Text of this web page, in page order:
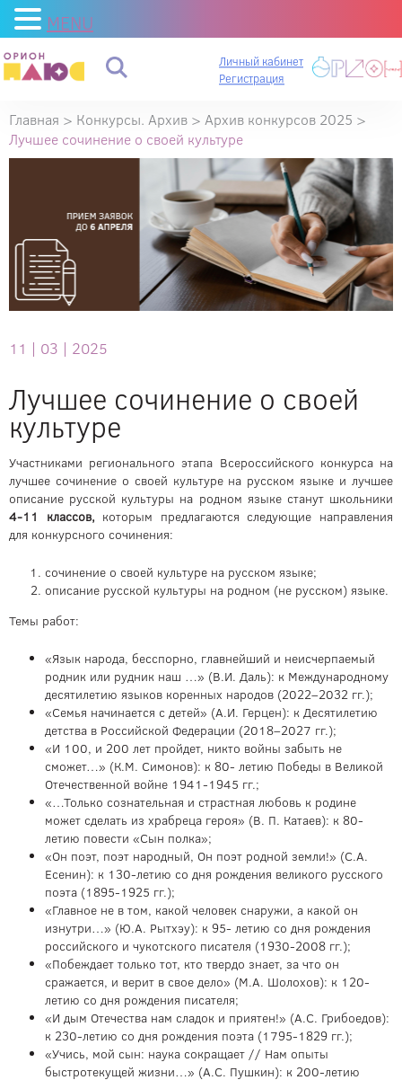
Личный кабинет
Регистрация
Главная > Конкурсы. Архив > Архив конкурсов 2025 >
Лучшее сочинение о своей культуре
11 | 03 | 2025
Лучшее сочинение о своей
культуре
Участниками регионального этапа Всероссийского конкурса на
лучшее сочинение о своей культуре на русском языке и лучшее
описание русской культуры на родном языке станут школьники
4-11 классов, которым предлагаются следующие направления
для конкурсного сочинения:
сочинение о своей культуре на русском языке;
описание русской культуры на родном (не русском) языке.
Темы работ:
«Язык народа, бесспорно, главнейший и неисчерпаемый
родник или рудник наш …» (В.И. Даль): к Международному
десятилетию языков коренных народов (2022–2032 гг.);
«Семья начинается с детей» (А.И. Герцен): к Десятилетию
детства в Российской Федерации (2018–2027 гг.);
«И 100, и 200 лет пройдет, никто войны забыть не
сможет…» (К.М. Симонов): к 80- летию Победы в Великой
Отечественной войне 1941-1945 гг.;
«…Только сознательная и страстная любовь к родине
может сделать из храбреца героя» (В. П. Катаев): к 80-
летию повести «Сын полка»;
«Он поэт, поэт народный, Он поэт родной земли!» (С.А.
Есенин): к 130-летию со дня рождения великого русского
поэта (1895-1925 гг.);
«Главное не в том, какой человек снаружи, а какой он
изнутри…» (Ю.А. Рытхэу): к 95- летию со дня рождения
российского и чукотского писателя (1930-2008 гг.);
«Побеждает только тот, кто твердо знает, за что он
сражается, и верит в свое дело» (М.А. Шолохов): к 120-
летию со дня рождения писателя;
«И дым Отечества нам сладок и приятен!» (А.С. Грибоедов):
к 230-летию со дня рождения поэта (1795-1829 гг.);
«Учись, мой сын: наука сокращает // Нам опыты
быстротекущей жизни…» (А.С. Пушкин): к 200-летию
MENU